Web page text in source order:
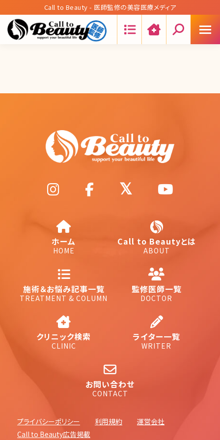
Call to Beauty - 医師監修の美容医療メディア
ホーム
HOME
Call to Beautyとは
ABOUT
施術＆お悩み記事一覧
TREATMENT & COLUMN
監修医師一覧
DOCTOR
クリニック検索
CLINIC
ライター一覧
WRITER
お問い合わせ
CONTACT
プライバシーポリシー 利用規約
運営会社
Call to Beauty広告掲載